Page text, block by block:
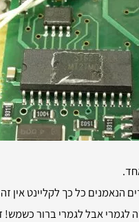
הנאמנים כל כך לקליינט אין
לגמרי אבל לגמרי ברור כשמש!